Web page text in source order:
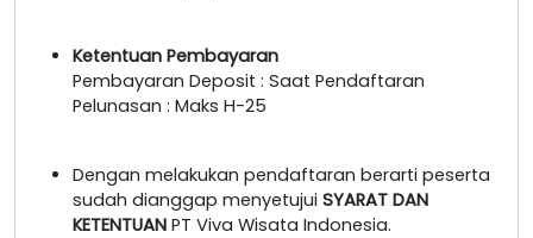
Ketentuan Pembayaran
Pembayaran Deposit : Saat Pendaftaran
Pelunasan : Maks H-25
Dengan melakukan pendaftaran berarti peserta
sudah dianggap menyetujui SYARAT DAN
KETENTUAN PT Viva Wisata Indonesia.